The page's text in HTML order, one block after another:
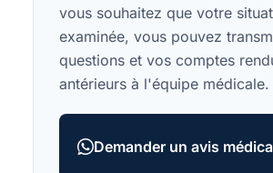
vous souhaitez que votre
examinée, vous pouvez
questions et vos comptes
antérieurs à l'équipe médicale.
Demander un avis